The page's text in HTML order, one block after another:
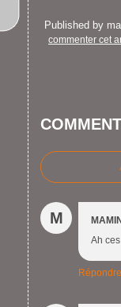
Published by
commenter cet
M
Ah
Répondre